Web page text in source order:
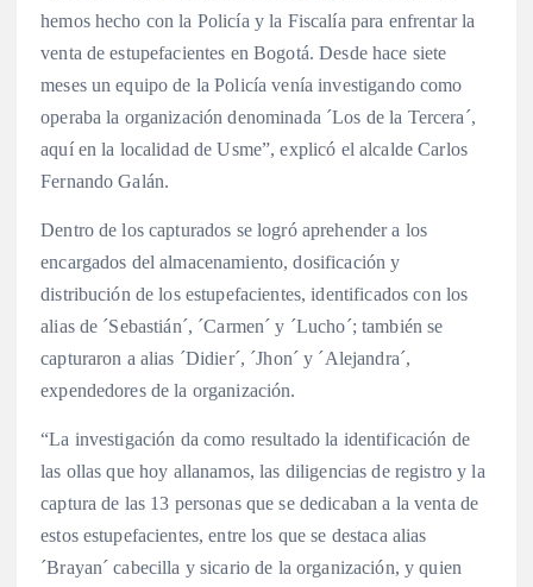
hemos hecho con la Policía y la Fiscalía para enfrentar la
venta de estupefacientes en Bogotá. Desde hace siete
meses un equipo de la Policía venía investigando como
operaba la organización denominada ´Los de la Tercera´,
aquí en la localidad de Usme”, explicó el alcalde Carlos
Fernando Galán.
Dentro de los capturados se logró aprehender a los
encargados del almacenamiento, dosificación y
distribución de los estupefacientes, identificados con los
alias de ´Sebastián´, ´Carmen´ y ´Lucho´; también se
capturaron a alias ´Didier´, ´Jhon´ y ´Alejandra´,
expendedores de la organización.
“La investigación da como resultado la identificación de
las ollas que hoy allanamos, las diligencias de registro y la
captura de las 13 personas que se dedicaban a la venta de
estos estupefacientes, entre los que se destaca alias
´Brayan´ cabecilla y sicario de la organización, y quien